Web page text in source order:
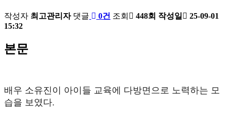
작성자 최고관리자 댓글 0건 조회 448회 작성일
25-09-01
15:32
본문
배우 소유진이 아이들 교육에 다방면으로 노력하는 모
습을 보였다.